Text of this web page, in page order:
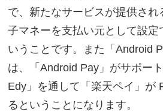
で、新たなサービスが提供され
子マネーを支払い元として設定
いうことです。また「Android
は、「Android Pay」がサポー
Edy」を通して「楽天ペイ」が
るということになります。